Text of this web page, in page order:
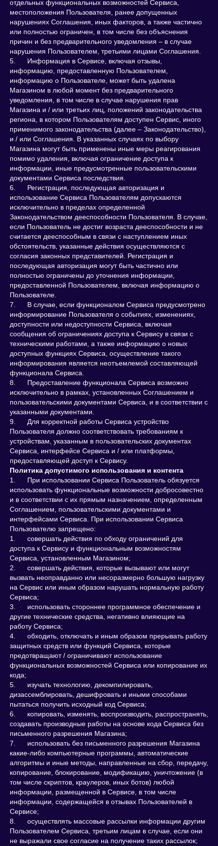
отдельных функциональных возможностей Сервиса,
местоположения Пользователя, ранее допущенных
нарушениях Соглашения, иных факторов, а также частично
или полностью ограничен, в том числе без объяснения
причин и без предварительного уведомления – в случае
нарушения Пользователем, третьими лицами Соглашения.
5. Информация в Сервисе, включая отзывы,
информацию, предоставленную Пользователем,
информацию о Пользователе, может быть удалена
Магазином в любой момент без предварительного
уведомления, в том числе в случае нарушения прав
Магазина и / или третьих лиц, положений законодательства
региона, в котором Пользователям доступен Сервис, иного
применимого законодательства (далее – Законодательство),
и / или Соглашения. В указанных случаях по выбору
Магазина могут быть применены иные меры реагирования
помимо удаления, включая ограничение доступа к
информации, иные предусмотренные пользовательскими
документами Сервиса последствия.
6. Регистрация, последующая авторизация и
использование Сервиса Пользователям допускаются
исключительно в пределах определенной
Законодательством дееспособности Пользователя. В случае,
если Пользователь не достиг возраста дееспособности и не
считается дееспособным в связи с наступлением иных
обстоятельств, указанные действия осуществляются с
согласия законных представителей. Регистрация и
последующая авторизация могут быть частично или
полностью ограничены до уточнения информации,
предоставленной Пользователем, включая информацию о
Пользователе.
7. В случае, если функционалом Сервиса предусмотрено
информирование Пользователя о событиях, изменениях,
доступности или недоступности Сервиса, включая
сообщения об ограничениях доступа к Сервису в связи с
техническими работами, а также информацию о новых
доступных функциях Сервиса, осуществление такого
информирования является неотъемлемой составляющей
функционала Сервиса.
8. Предоставление функционала Сервиса возможно
исключительно в рамках, установленных Соглашением и
пользовательскими документами Сервиса, и в соответствии с
указанными документами.
9. Для корректной работы Сервиса устройство
Пользователя должно соответствовать требованиям к
устройствам, указанным в пользовательских документах
Сервиса, интерфейсе Сервиса и / или платформы,
предоставляющей доступ к Сервису.
Политика допустимого использования и контента
1. При использовании Сервиса Пользователь обязуется
использовать функциональные возможности добросовестно
и в соответствии с их прямым назначением, определенным
Соглашением, пользовательскими документами и
интерфейсами Сервиса. При использовании Сервиса
Пользователю запрещено:
1. совершать действия по обходу ограничений для
доступа к Сервису и функциональным возможностям
Сервиса, установленным Магазином;
2. совершать действия, которые вызывают или могут
вызвать неоправданно или несоразмерно большую нагрузку
на Сервис или иным образом нарушать нормальную работу
Сервиса;
3. использовать стороннее программное обеспечение и
другие технические средства, негативно влияющие на
работу Сервиса;
4. обходить, отключать и иным образом прерывать работу
защитных средств или функций Сервиса, которые
предотвращают / ограничивают использование
функциональных возможностей Сервиса или копирование их
кода;
5. изучать технологию, декомпилировать,
дизассемблировать, дешифровать и иными способами
пытаться получить исходный код Сервиса;
6. копировать, изменять, воспроизводить, распространять,
создавать производные работы на основе кода Сервиса без
письменного разрешения Магазина;
7. использовать без письменного разрешения Магазина
какие-либо компьютерные программы, автоматические
алгоритмы и иные методы, направленные на сбор, передачу,
копирование, блокирование, модификацию, уничтожение (в
том числе скриптов, краулеров, иных ботов) любой
информации, размещенной в Сервисе, в том числе
информации, содержащейся в отзывах Пользователей в
Сервисе;
8. осуществлять массовые рассылки информации другим
Пользователем Сервиса, третьим лицам в случае, если они
не выражали свое согласие на получение таких рассылок;